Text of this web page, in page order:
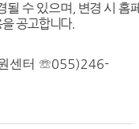
될 수 있으며 변경 시 홈
공고합니다.
센터 ☏055)246-